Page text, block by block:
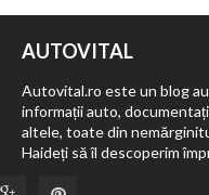
AUTOVITAL
Autovital.ro este un blog
informații auto,
altele, toate din
Haideți să îl descoperim